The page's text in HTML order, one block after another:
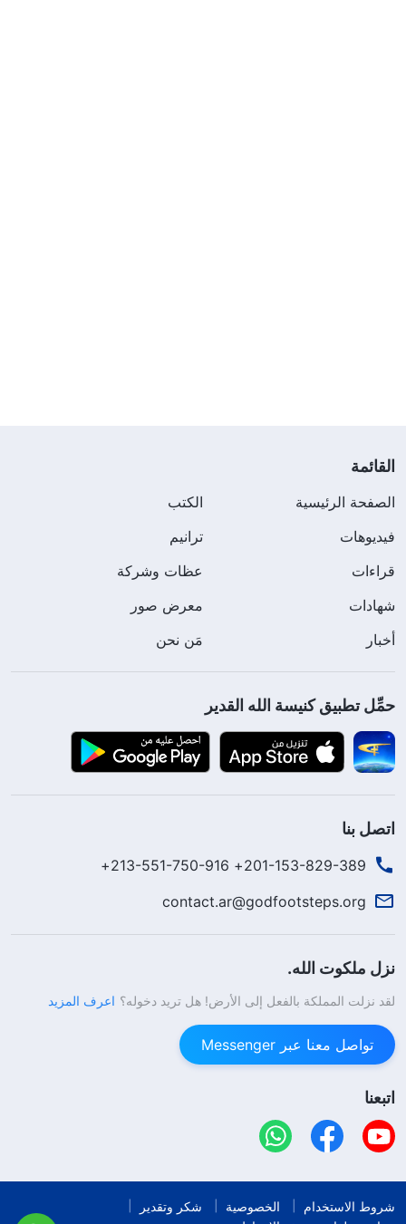
القائمة
الصفحة الرئيسية
الكتب
فيديوهات
ترانيم
قراءات
عظات وشركة
شهادات
معرض صور
أخبار
مَن نحن
حمِّل تطبيق كنيسة الله القدير
اتصل بنا
201-153-829-389+ 213-551-750-916+
contact.ar@godfootsteps.org
نزل ملكوت الله.
لقد نزلت المملكة بالفعل إلى الأرض! هل تريد دخوله؟ اعرف المزيد
تواصل معنا عبر Messenger
اتبعنا
شروط الاستخدام الخصوصية
شكر وتقدير